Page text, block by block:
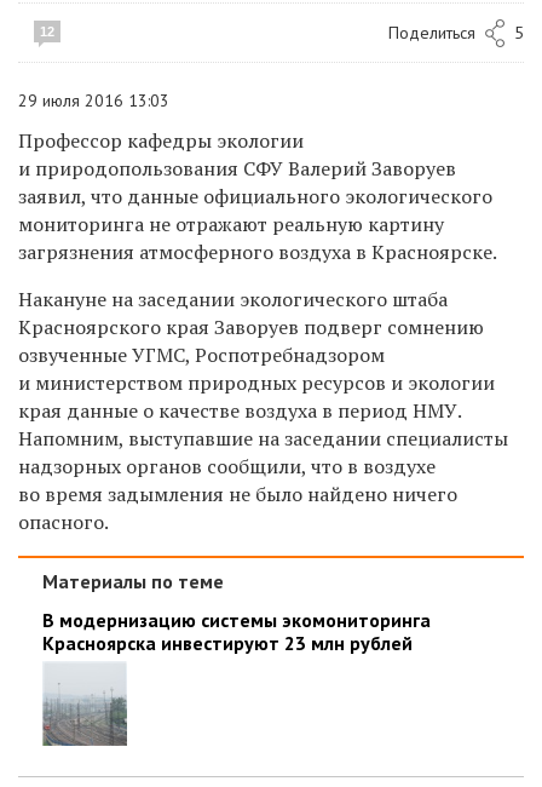
12 Поделиться 5
29 июля 2016 13:03
Профессор кафедры экологии
и природопользования СФУ Валерий Заворуев
заявил, что данные официального экологического
мониторинга не отражают реальную картину
загрязнения атмосферного воздуха в Красноярске.
Накануне на заседании экологического штаба
Красноярского края Заворуев подверг сомнению
озвученные УГМС, Роспотребнадзором
и министерством природных ресурсов и экологии
края данные о качестве воздуха в период НМУ.
Напомним, выступавшие на заседании специалисты
надзорных органов сообщили, что в воздухе
во время задымления не было найдено ничего
опасного.
Материалы по теме
В модернизацию системы экомониторинга
Красноярска инвестируют 23 млн рублей